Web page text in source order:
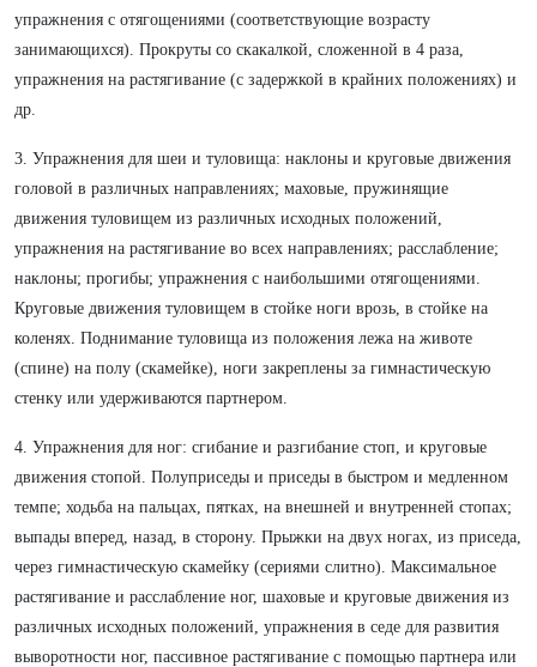
упражнения с отягощениями (соответствующие возрасту
занимающихся). Прокруты со скакалкой, сложенной в 4 раза,
упражнения на растягивание (с задержкой в крайних положениях) и
др.
3. Упражнения для шеи и туловища: наклоны и круговые движения
головой в различных направлениях; маховые, пружинящие
движения туловищем из различных исходных положений,
упражнения на растягивание во всех направлениях; расслабление;
наклоны; прогибы; упражнения с наибольшими отягощениями.
Круговые движения туловищем в стойке ноги врозь, в стойке на
коленях. Поднимание туловища из положения лежа на животе
(спине) на полу (скамейке), ноги закреплены за гимнастическую
стенку или удерживаются партнером.
4. Упражнения для ног: сгибание и разгибание стоп, и круговые
движения стопой. Полуприседы и приседы в быстром и медленном
темпе; ходьба на пальцах, пятках, на внешней и внутренней стопах;
выпады вперед, назад, в сторону. Прыжки на двух ногах, из приседа,
через гимнастическую скамейку (сериями слитно). Максимальное
растягивание и расслабление ног, шаховые и круговые движения из
различных исходных положений, упражнения в седе для развития
выворотности ног, пассивное растягивание с помощью партнера или